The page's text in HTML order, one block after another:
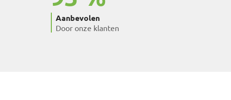
Aanbevolen
Door onze klanten